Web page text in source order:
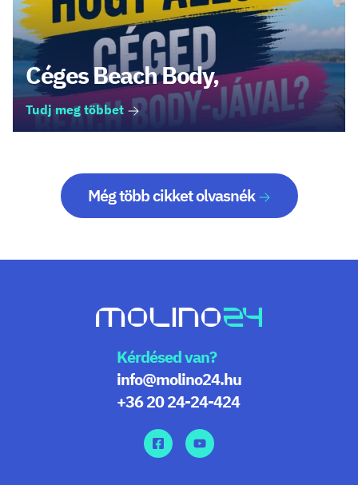
Céges Beach Body,
Tudj meg többet
Még több cikket olvasnék
Kérdésed van?
info@molino24.hu
+36 20 24-24-424